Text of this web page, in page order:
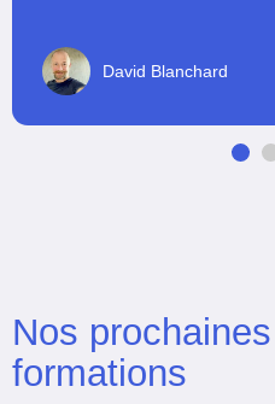
David Blanchard
Nos
formations